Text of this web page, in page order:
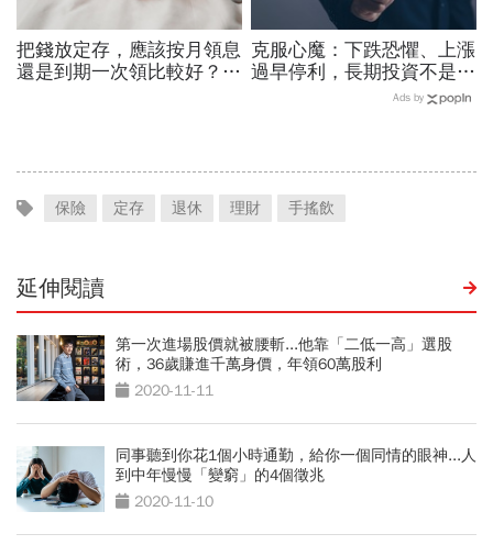
把錢放定存，應該按月領息
還是到期一次領比較好？關
克服心魔：下跌恐懼、上漲
過早停利，長期投資不是每
天看股價，而是定期看生意
Ads by
保險 定存 退休 理財 手搖飲
延伸閱讀
第一次進場股價就被腰斬...他靠「二低一高」選股
術，36歲賺進千萬身價，年領60萬股利
2020-11-11
同事聽到你花1個小時通勤，給你一個同情的眼神...人
到中年慢慢「變窮」的4個徵兆
2020-11-10